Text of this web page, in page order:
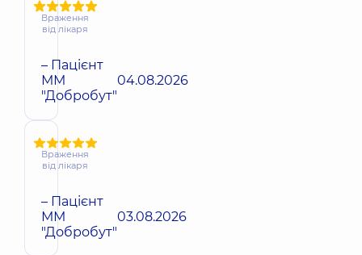
Враження
від лікаря
– Пацієнт
ММ
"Добробут"
04.08.2026
Враження
від лікаря
– Пацієнт
ММ
"Добробут"
03.08.2026